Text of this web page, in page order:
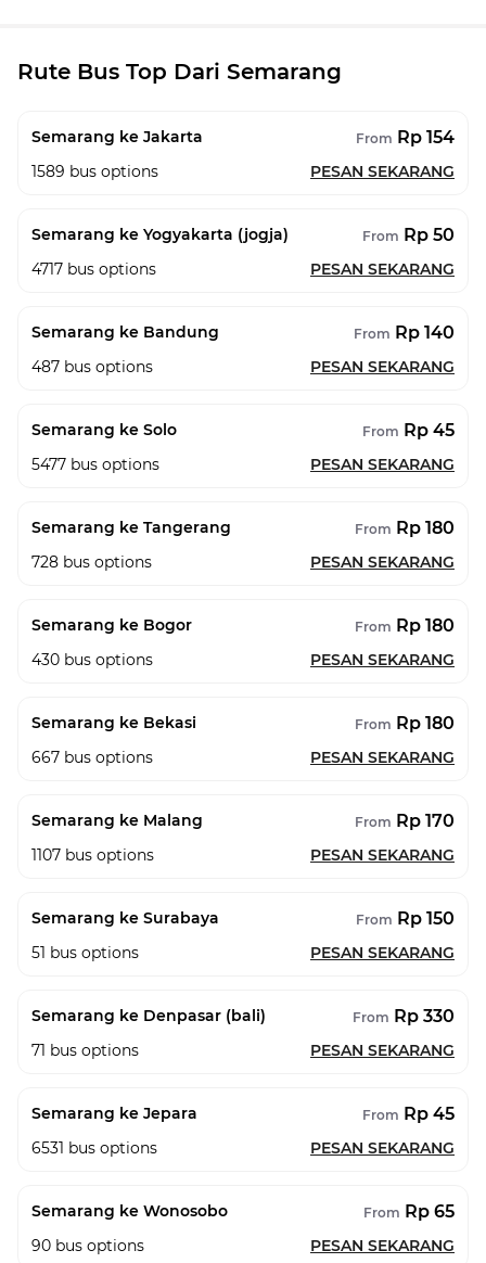
Rute Bus Top Dari Semarang
Semarang ke Jakarta From Rp 154
1589 bus options PESAN SEKARANG
Semarang ke Yogyakarta (jogja) From Rp 50
4717 bus options PESAN SEKARANG
Semarang ke Bandung From Rp 140
487 bus options PESAN SEKARANG
Semarang ke Solo From Rp 45
5477 bus options PESAN SEKARANG
Semarang ke Tangerang From Rp 180
728 bus options PESAN SEKARANG
Semarang ke Bogor From Rp 180
430 bus options PESAN SEKARANG
Semarang ke Bekasi From Rp 180
667 bus options PESAN SEKARANG
Semarang ke Malang From Rp 170
1107 bus options PESAN SEKARANG
Semarang ke Surabaya From Rp 150
51 bus options PESAN SEKARANG
Semarang ke Denpasar (bali) From Rp 330
71 bus options PESAN SEKARANG
Semarang ke Jepara From Rp 45
6531 bus options PESAN SEKARANG
Semarang ke Wonosobo From Rp 65
90 bus options PESAN SEKARANG